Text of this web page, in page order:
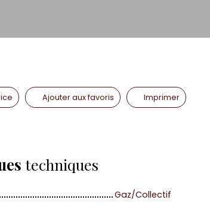
Ajouter aux favoris Imprimer
techniques
Gaz/Collectif